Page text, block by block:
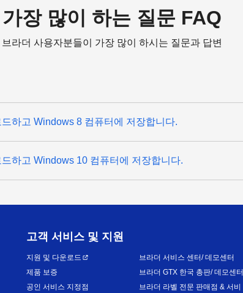
가장 많이 하는 질문 FAQ
브라더 사용자분들이 가장 많이 하시는 질문과 답변
하고 Windows 8 컴퓨터에 저장합니다.
하고 Windows 10 컴퓨터에 저장합니다.
고객 서비스 및 지원
지원 및 다운로드
제품 보증
공인 서비스 지정점
브라더 서비스 센터/ 데모센터
브라더 GTX 한국 총판/ 데모센터
브라더 라벨 전문 판매점 & 서비